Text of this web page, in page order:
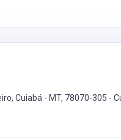
Cuiabá - MT, 78070-305 -